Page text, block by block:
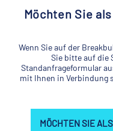
Möchten Sie
Wenn Sie auf der
Sie bitte auf die
Standanfrageformular
mit Ihnen in Verbindung
MÖCHTEN SIE